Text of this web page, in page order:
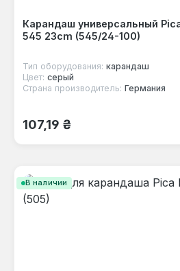
Карандаш универсальный
545 23cm (545/24-100)
Тип оборудования: карандаш
Цвет: серый
Страна производитель: Германия
Обычная цена:
107,19 ₴
В наличии